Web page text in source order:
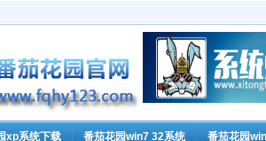
xp系统下载 番茄花园win7 32系统 番茄花园